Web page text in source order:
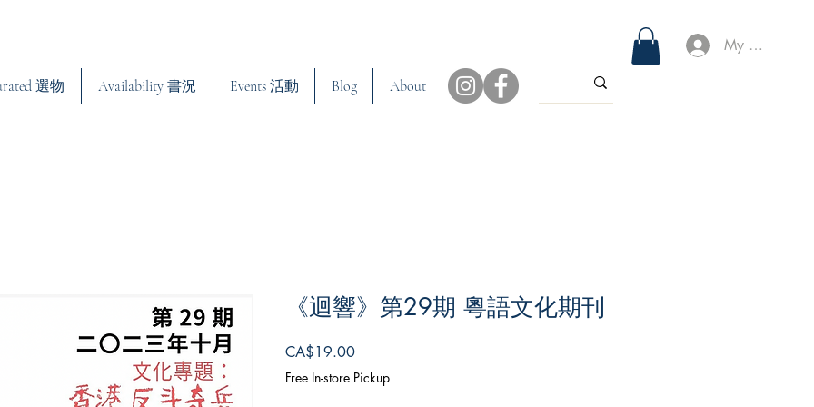
選物 Availability 書況 Events 活動 Blog About
My Account
《迴響》第29期 粵語文化期刊
CA$19.00Price
Free In-store Pickup